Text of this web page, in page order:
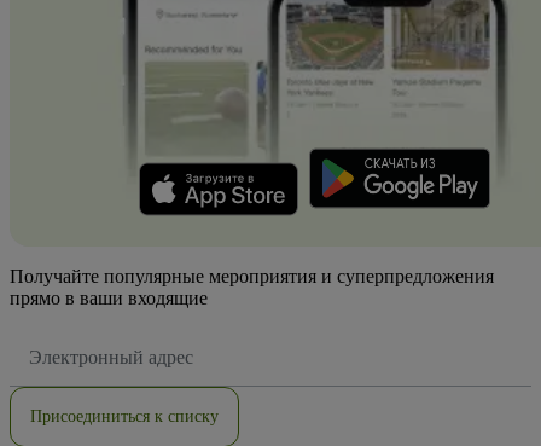
Получайте популярные мероприятия и суперпредложения
прямо в ваши входящие
электронной
Присоединиться к списку